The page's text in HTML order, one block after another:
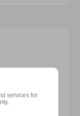
services for